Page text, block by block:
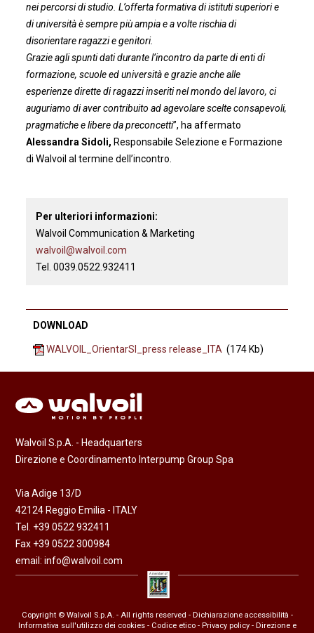
nei percorsi di studio. L’offerta formativa di istituti superiori e
di università è sempre più ampia e a volte rischia di
disorientare ragazzi e genitori.
Grazie agli spunti dati durante l’incontro da parte di enti di
formazione, scuole ed università e grazie anche alle
esperienze dirette di ragazzi inseriti nel mondo del lavoro, ci
auguriamo di aver contribuito ad agevolare scelte consapevoli,
pragmatiche e libere da preconcetti’’, ha affermato
Alessandra Sidoli, Responsabile Selezione e Formazione
di Walvoil al termine dell’incontro.
Per ulteriori informazioni:
Walvoil Communication & Marketing
walvoil@walvoil.com
Tel. 0039.0522.932411
DOWNLOAD
WALVOIL_OrientarSI_press release_ITA (174 Kb)
Walvoil S.p.A. - Headquarters
Direzione e Coordinamento Interpump Group Spa
Via Adige 13/D
42124 Reggio Emilia - ITALY
Tel. +39 0522 932411
Fax +39 0522 300984
email:info@walvoil.com
Copyright © Walvoil S.p.A. - All rights reserved - Dichiarazione accessibilità -
Informativa sull'utilizzo dei cookies- Codice etico- Privacy policy- Direzione e